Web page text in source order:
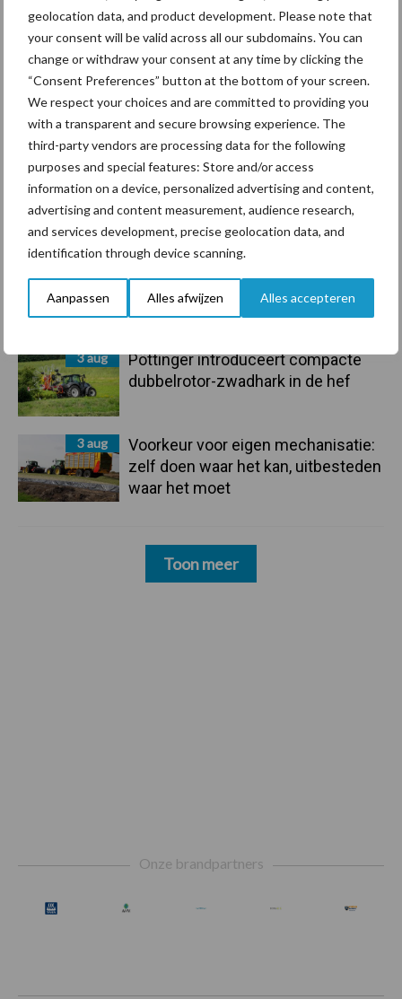
geolocation data, and product development. Please note that
your consent will be valid across all our subdomains. You can
change or withdraw your consent at any time by clicking the
“Consent Preferences” button at the bottom of your screen.
We respect your choices and are committed to providing you
with a transparent and secure browsing experience. The
third-party vendors are processing data for the following
purposes and special features: Store and/or access
information on a device, personalized advertising and content,
advertising and content measurement, audience research,
and services development, precise geolocation data, and
identification through device scanning.
Aanpassen Alles afwijzen Alles accepteren
Primaire
Sidebar
Recent nieuws Partner nieuws
Tien praktische tips voor een
langere levensduur
5 aug
“Vraag naar praktische
hygieneoplossingen is in Polen
groter dan ooit”
Drie Franse bedrijven over de grens
van 14.000 kilogram melk
3 aug
Pöttinger introduceert compacte
dubbelrotor-zwadhark in de hef
3 aug
Voorkeur voor eigen mechanisatie:
zelf doen waar het kan, uitbesteden
waar het moet
Toon meer
Onze brandpartners